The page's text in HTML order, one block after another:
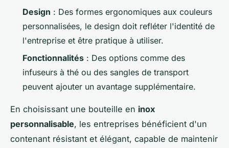
Design : Des formes ergonomiques aux couleurs
personnalisées, le design doit refléter l'identité de
l'entreprise et être pratique à utiliser.
Fonctionnalités : Des options comme des
infuseurs à thé ou des sangles de transport
peuvent ajouter un avantage supplémentaire.
En choisissant une bouteille en inox
personnalisable, les entreprises bénéficient d'un
contenant résistant et élégant, capable de maintenir